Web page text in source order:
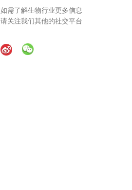
如需了解生物行业更多信息
请关注我们其他的社交平台